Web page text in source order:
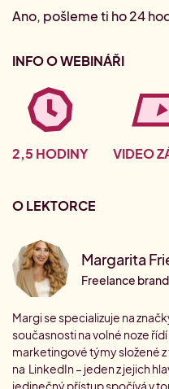
Ano, pošleme ti ho 24
INFO O WEBINÁŘI
2,5 HODINY VIDEO
O LEKTORCE
Margarita
Freelance
Margi se specializuje na
současnosti na volné noze
marketingové týmy složené
na LinkedIn – jeden z jejich
jedinečný přístup spočívá v